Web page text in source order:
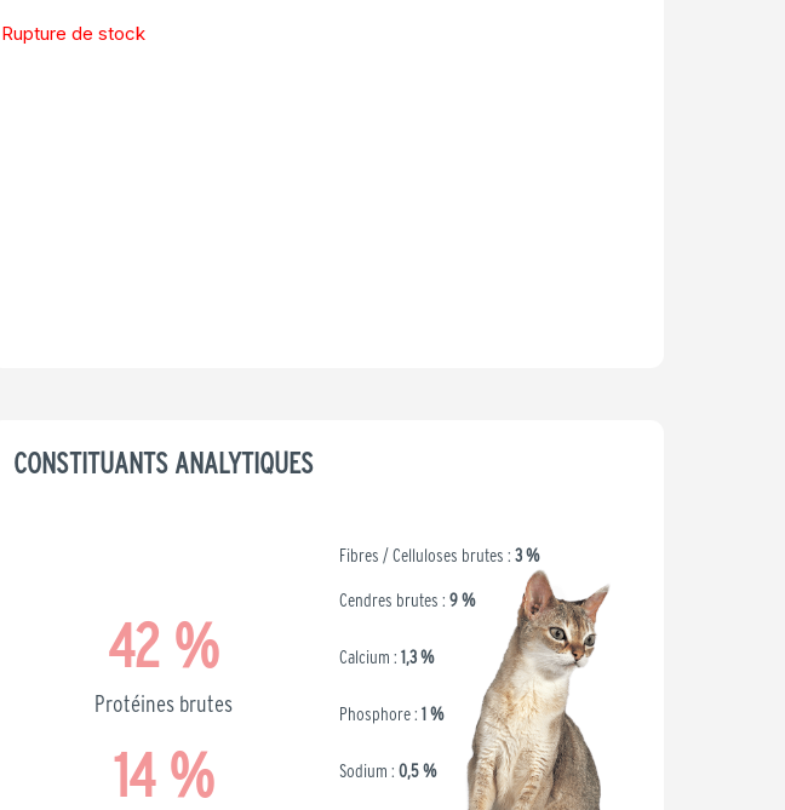
Rupture de stock
CONSTITUANTS ANALYTIQUES
Protéines brutes
42 %
14 %
Fibres / Celluloses brutes : 3 %
Cendres brutes : 9 %
Calcium : 1,3 %
Phosphore : 1 %
Sodium : 0,5 %